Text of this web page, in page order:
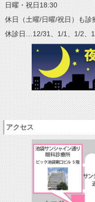
日曜・祝日18:30
休日（土曜/日曜/祝日）も診
休診日…12/31、1/1、1/2、
アクセス